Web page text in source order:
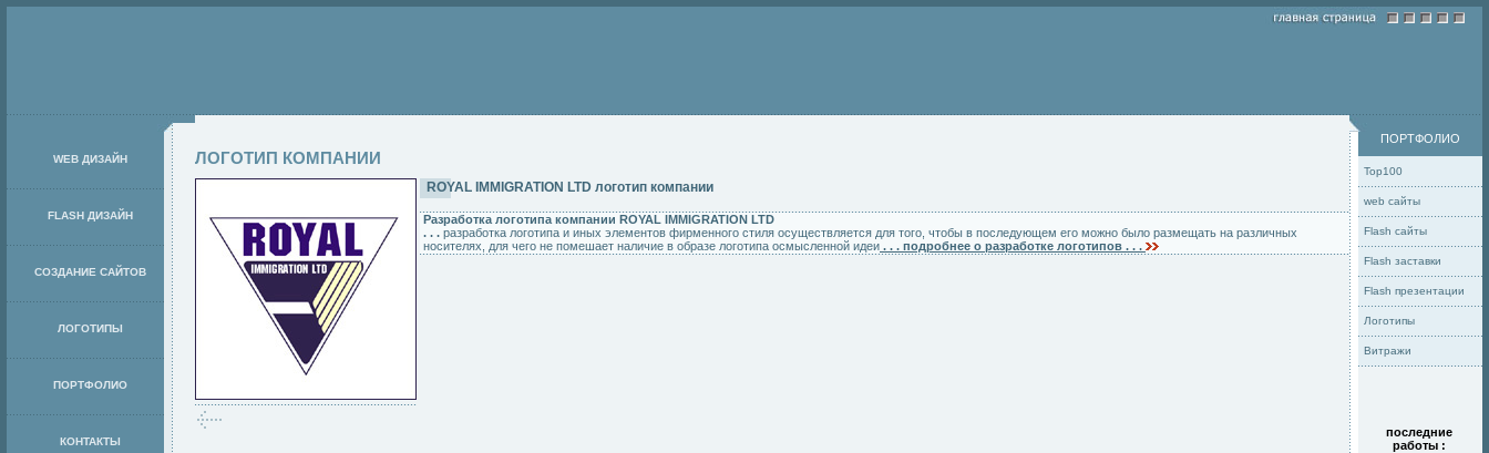
ЛОГОТИП КОМПАНИИ
ROYAL IMMIGRATION LTD логотип компании
Разработка логотипа компании ROYAL IMMIGRATION LTD
. . . разработка логотипа и иных элементов фирменного стиля осуществляется для того, чтобы в последующем его можно было размещать на различных
носителях, для чего не помешает наличие в образе логотипа осмысленной идеи . . . подробнее о разработке логотипов . . .
WEB ДИЗАЙН
FLASH ДИЗАЙН
СОЗДАНИЕ САЙТОВ
ЛОГОТИПЫ
ПОРТФОЛИО
КОНТАКТЫ
ПОРТФОЛИО
Top100
web сайты
Flash сайты
Flash заставки
Flash презентации
Логотипы
Витражи
последние
работы :